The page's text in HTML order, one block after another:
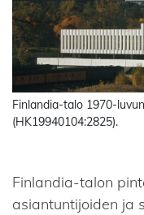
Finlandia-talo 1970-
(HK19940104:2825).
Finlandia-talon
asiantuntijoiden ja